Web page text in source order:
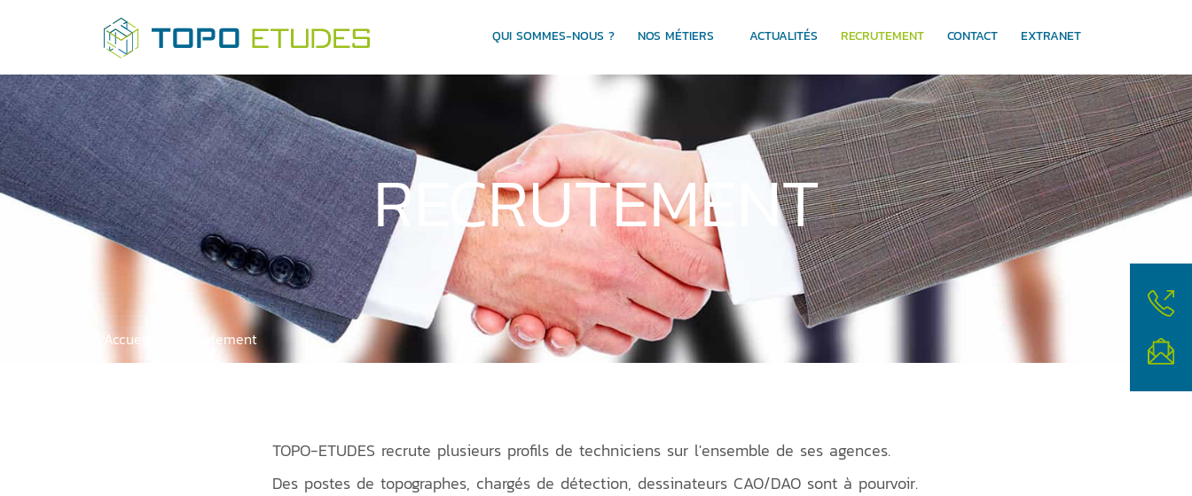
QUI SOMMES-NOUS ? NOS MÉTIERS ACTUALITÉS RECRUTEMENT CONTACT EXTRANET
RECRUTEMENT
Accueil Recrutement
TOPO-ETUDES recrute plusieurs profils de techniciens sur l'ensemble de ses agences.
Des postes de topographes, chargés de détection, dessinateurs CAO/DAO sont à pourvoir.